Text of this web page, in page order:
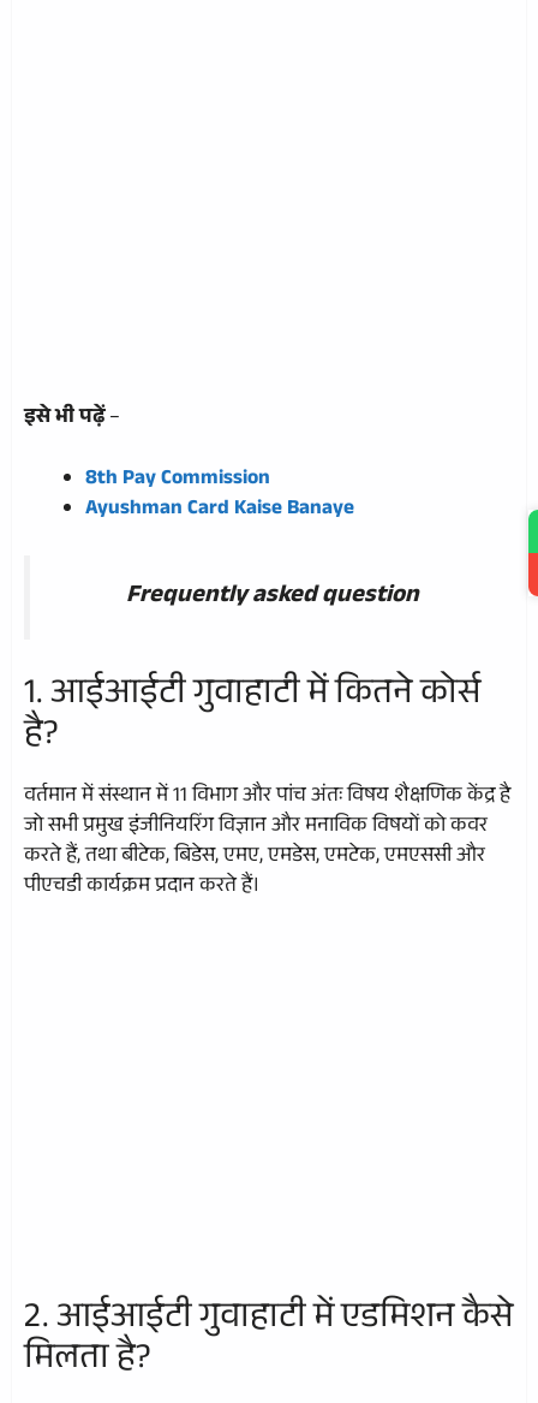
इसे भी पढ़ें–
8th Pay Commission
Ayushman Card Kaise Banaye
Frequently asked question
1. आईआईटी गुवाहाटी में कितने कोर्स
है?
वर्तमान में संस्थान में 11 विभाग और पांच अंतः विषय शैक्षणिक केंद्र है
जो सभी प्रमुख इंजीनियरिंग विज्ञान और मनाविक विषयों को कवर
करते हैं, तथा बीटेक, बिडेस, एमए, एमडेस, एमटेक, एमएससी और
पीएचडी कार्यक्रम प्रदान करते हैं।
2. आईआईटी गुवाहाटी में एडमिशन कैसे
मिलता है?